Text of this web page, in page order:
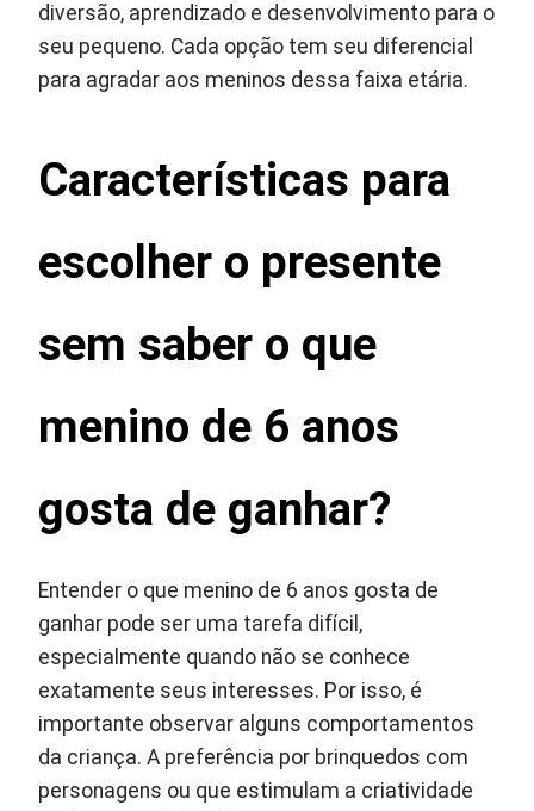
diversão, aprendizado e desenvolvimento para o
seu pequeno. Cada opção tem seu diferencial
para agradar aos meninos dessa faixa etária.
Características para
escolher o presente
sem saber o que
menino de 6 anos
gosta de ganhar?
Entender o que menino de 6 anos gosta de
ganhar pode ser uma tarefa difícil,
especialmente quando não se conhece
exatamente seus interesses. Por isso, é
importante observar alguns comportamentos
da criança. A preferência por brinquedos com
personagens ou que estimulam a criatividade